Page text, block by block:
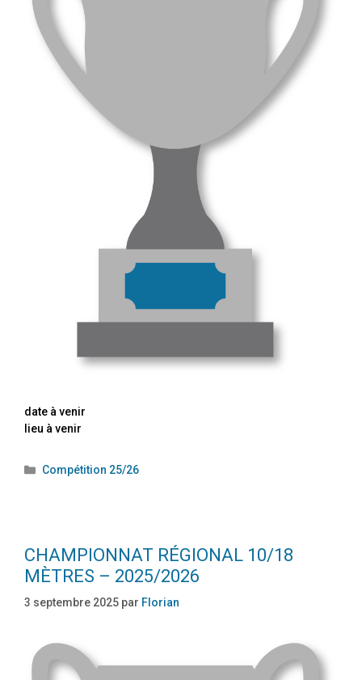
date à venir
lieu à venir
Compétition 25/26
CHAMPIONNAT RÉGIONAL 10/18
MÈTRES – 2025/2026
3 septembre 2025 par Florian